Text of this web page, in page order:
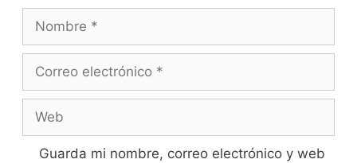
Guarda mi nombre, correo electrónico y web